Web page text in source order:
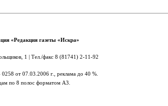
«Редакция газеты «Искра»
1 | Тел./факс 8 (81741) 2-11-92
от 07.03.2006 г., реклама до 40 %.
по 8 полос форматом А3.